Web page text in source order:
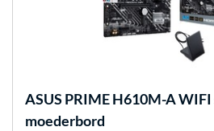
ASUS PRIME H610M-A
moederbord